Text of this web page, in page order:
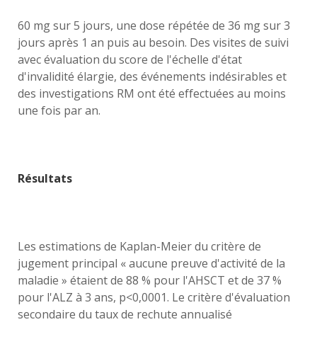
60 mg sur 5 jours, une dose répétée de 36 mg sur 3
jours après 1 an puis au besoin. Des visites de suivi
avec évaluation du score de l'échelle d'état
d'invalidité élargie, des événements indésirables et
des investigations RM ont été effectuées au moins
une fois par an.
Résultats
Les estimations de Kaplan-Meier du critère de
jugement principal « aucune preuve d'activité de la
maladie » étaient de 88 % pour l'AHSCT et de 37 %
pour l'ALZ à 3 ans, p<0,0001. Le critère d'évaluation
secondaire du taux de rechute annualisé